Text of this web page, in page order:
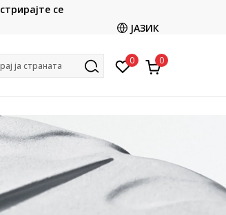
Ценовник
се
ЈАЗИК
ја страната 0 0